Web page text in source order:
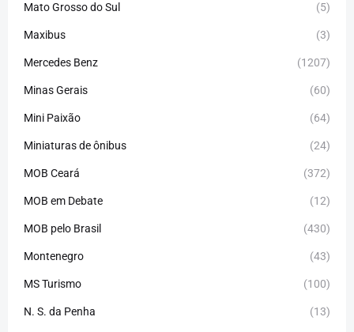
Mato Grosso do Sul (5)
Maxibus (3)
Mercedes Benz (1207)
Minas Gerais (60)
Mini Paixão (64)
Miniaturas de ônibus (24)
MOB Ceará (372)
MOB em Debate (12)
MOB pelo Brasil (430)
Montenegro (43)
MS Turismo (100)
N. S. da Penha (13)